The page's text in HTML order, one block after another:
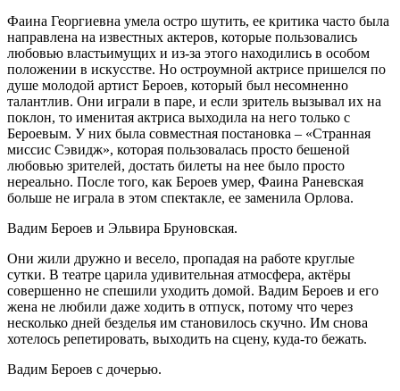
Фаина Георгиевна умела остро шутить, ее критика часто была
направлена на известных актеров, которые пользовались
любовью властьимущих и из-за этого находились в особом
положении в искусстве. Но остроумной актрисе пришелся по
душе молодой артист Бероев, который был несомненно
талантлив. Они играли в паре, и если зритель вызывал их на
поклон, то именитая актриса выходила на него только с
Бероевым. У них была совместная постановка – «Странная
миссис Сэвидж», которая пользовалась просто бешеной
любовью зрителей, достать билеты на нее было просто
нереально. После того, как Бероев умер, Фаина Раневская
больше не играла в этом спектакле, ее заменила Орлова.
Вадим Бероев и Эльвира Бруновская.
Они жили дружно и весело, пропадая на работе круглые
сутки. В театре царила удивительная атмосфера, актёры
совершенно не спешили уходить домой. Вадим Бероев и его
жена не любили даже ходить в отпуск, потому что через
несколько дней безделья им становилось скучно. Им снова
хотелось репетировать, выходить на сцену, куда-то бежать.
Вадим Бероев с дочерью.